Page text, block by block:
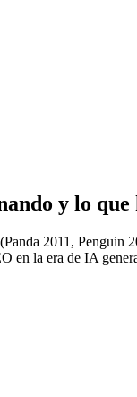
y lo que
2011, Penguin
la era de IA